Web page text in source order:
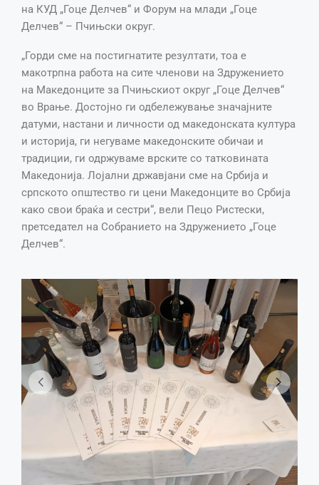
на КУД „Гоце Делчев“ и Форум на млади „Гоце
Делчев“ – Пчињски округ.
„Горди сме на постигнатите резултати, тоа е
макотрпна работа на сите членови на Здружението
на Македонците за Пчињскиот округ „Гоце Делчев“
во Врање. Достојно ги одбележување значајните
датуми, настани и личности од македонската култура
и историја, ги негуваме македонските обичаи и
традиции, ги одржуваме врските со татковината
Македонија. Лојални државјани сме на Србија и
српското општество ги цени Македонците во Србија
како свои браќа и сестри“, вели Пецо Ристески,
претседател на Собранието на Здружението „Гоце
Делчев“.